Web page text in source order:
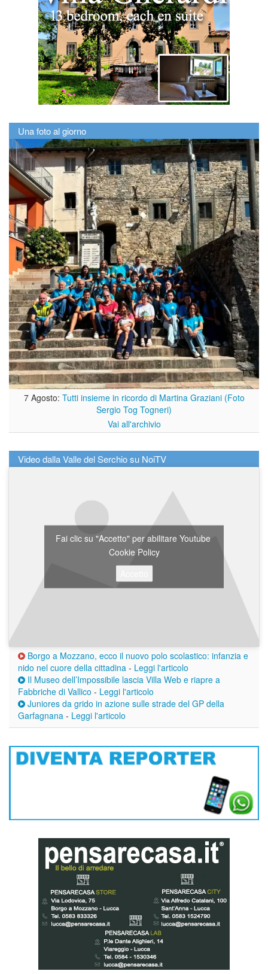
Una foto al giorno
7 Agosto: Tutti insieme in ricordo di Martina Graziani (Foto
Sergio Tog Togneri)
Vai all'archivio
Video dalla Valle del Serchio su NoiTV
Fai clic su "Accetto" per abilitare Youtube
Cookie Policy
Borgo a Mozzano, ecco il nuovo polo scolastico: infanzia e
nido nel cuore della cittadina - Leggi l'articolo
Il Museo dell’Impossibile lascia Villa Web e riapre a
Fabbriche di Vallico - Leggi l'articolo
Juniores da grido in azione sulle strade del GP della
Garfagnana - Leggi l'articolo